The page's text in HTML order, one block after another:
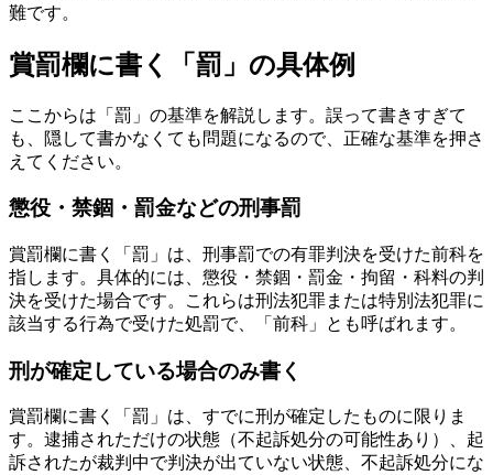
難です。
賞罰欄に書く「罰」の具体例
ここからは「罰」の基準を解説します。誤って書きすぎて
も、隠して書かなくても問題になるので、正確な基準を押さ
えてください。
懲役・禁錮・罰金などの刑事罰
賞罰欄に書く「罰」は、刑事罰での有罪判決を受けた前科を
指します。具体的には、懲役・禁錮・罰金・拘留・科料の判
決を受けた場合です。これらは刑法犯罪または特別法犯罪に
該当する行為で受けた処罰で、「前科」とも呼ばれます。
刑が確定している場合のみ書く
賞罰欄に書く「罰」は、すでに刑が確定したものに限りま
す。逮捕されただけの状態（不起訴処分の可能性あり）、起
訴されたが裁判中で判決が出ていない状態、不起訴処分にな